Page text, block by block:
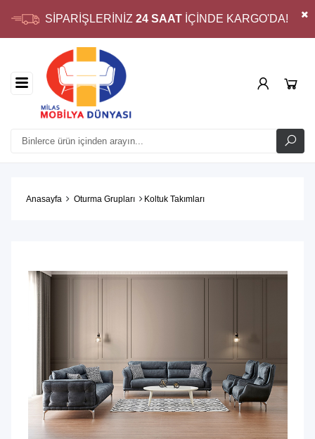
SİPARİŞLERİNİZ 24 SAATİÇİNDE KARGO'DA!
Anasayfa Oturma Grupları Koltuk Takımları